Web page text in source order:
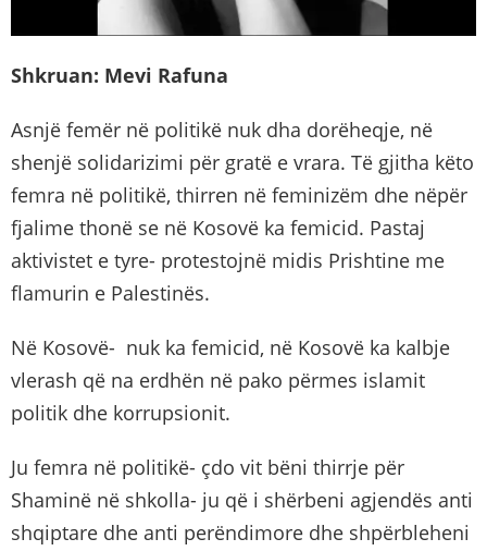
Shkruan: Mevi Rafuna
Asnjë femër në politikë nuk dha dorëheqje, në
shenjë solidarizimi për gratë e vrara. Të gjitha këto
femra në politikë, thirren në feminizëm dhe nëpër
fjalime thonë se në Kosovë ka femicid. Pastaj
aktivistet e tyre- protestojnë midis Prishtine me
flamurin e Palestinës.
Në Kosovë- nuk ka femicid, në Kosovë ka kalbje
vlerash që na erdhën në pako përmes islamit
politik dhe korrupsionit.
Ju femra në politikë- çdo vit bëni thirrje për
Shaminë në shkolla- ju që i shërbeni agjendës anti
shqiptare dhe anti perëndimore dhe shpërbleheni